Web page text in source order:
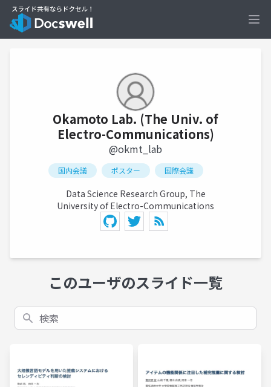
Okamoto Lab. (The Univ. of
Electro-Communications)
@okmt_lab
国内会議 ポスター 国際会議
Data Science Research Group, The
University of Electro-Communications
このユーザのスライド一覧
検索